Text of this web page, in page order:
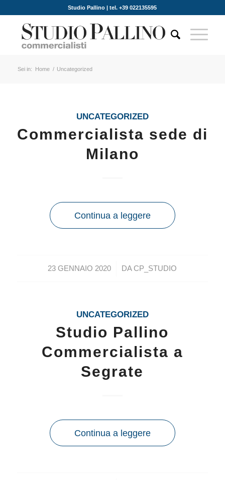
Studio Pallino | tel. +39 022135595
Sei in: Home / Uncategorized
UNCATEGORIZED
Commercialista sede di
Milano
Continua a leggere
23 GENNAIO 2020
/ DA CP_STUDIO
UNCATEGORIZED
Studio Pallino
Commercialista a
Segrate
Continua a leggere